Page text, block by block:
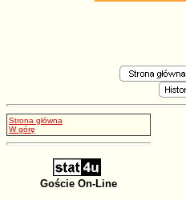
Strona główna
W górę
Goście On-Line